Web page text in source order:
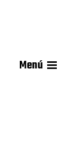
Menú